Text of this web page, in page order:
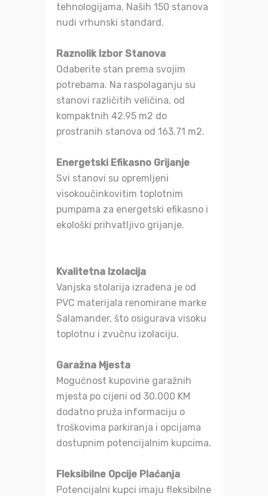
tehnologijama. Naših 150 stanova
nudi vrhunski standard.
Raznolik Izbor Stanova
Odaberite stan prema svojim
potrebama. Na raspolaganju su
stanovi različitih veličina, od
kompaktnih 42.95 m2 do
prostranih stanova od 163.71 m2.
Energetski Efikasno Grijanje
Svi stanovi su opremljeni
visokoučinkovitim toplotnim
pumpama za energetski efikasno i
ekološki prihvatljivo grijanje.
Kvalitetna Izolacija
Vanjska stolarija izrađena je od
PVC materijala renomirane marke
Salamander, što osigurava visoku
toplotnu i zvučnu izolaciju.
Garažna Mjesta
Mogućnost kupovine garažnih
mjesta po cijeni od 30.000 KM
dodatno pruža informaciju o
troškovima parkiranja i opcijama
dostupnim potencijalnim kupcima.
Fleksibilne Opcije Plaćanja
Potencijalni kupci imaju fleksibilne